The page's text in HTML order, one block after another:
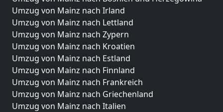
Umzug von Mainz nach Irland
Umzug von Mainz nach Lettland
Umzug von Mainz nach Zypern
Umzug von Mainz nach Kroatien
Umzug von Mainz nach Estland
Umzug von Mainz nach Finnland
Umzug von Mainz nach Frankreich
Umzug von Mainz nach Griechenland
Umzug von Mainz nach Italien